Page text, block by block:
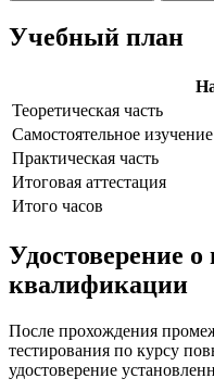
Учебный план
Теоретическая часть
Самостоятельное
Практическая часть
Итоговая аттестация
Итого часов
Удостоверение
квалификации
После прохождения
тестирования по курсу
удостоверение